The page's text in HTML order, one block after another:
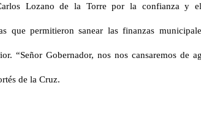
Lozano de la Torre por la confianza y
que permitieron sanear las finanzas
“Señor Gobernador, nos nos cansaremos de
de la Cruz.